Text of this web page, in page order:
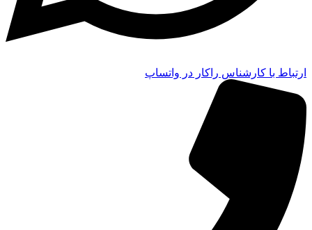
ارتباط با کارشناس راکار در واتساپ